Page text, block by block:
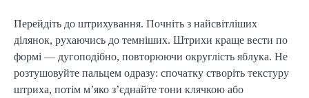
Перейдіть до штрихування. Почніть з найсвітліших
ділянок, рухаючись до темніших. Штрихи краще вести по
формі — дугоподібно, повторюючи округлість яблука. Не
розтушовуйте пальцем одразу: спочатку створіть текстуру
штриха, потім м’яко з’єднайте тони клячкою або